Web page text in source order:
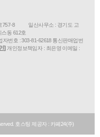
로757-8 일산사무소 : 경기도 고
동 612호
자번호 :303-81-62618통신판매업번
] 개인정보책임자 : 최은영 이메일 :
호스팅 제공자 : 카페24(주)